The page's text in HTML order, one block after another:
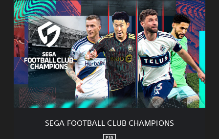
S
E
G
A
F
O
O
T
B
L
SEGA FOOTBALL CLUB CHAMPIONS